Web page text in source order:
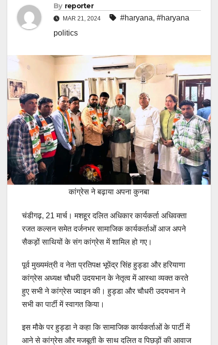
By reporter
MAR 21, 2024 #haryana, #haryana
politics
कांग्रेस ने बढ़ाया अपना कुनबा
चंडीगढ़, 21 मार्च। मशहूर दलित अधिकार कार्यकर्ता अधिवक्ता
रजत कल्सन समेत दर्जनभर सामाजिक कार्यकर्ताओं आज अपने
सैकड़ों साथियों के संग कांग्रेस में शामिल हो गए।
पूर्व मुख्यमंत्री व नेता प्रतिपक्ष भूपेंद्र सिंह हुड्डा और हरियाणा
कांग्रेस अध्यक्ष चौधरी उदयभान के नेतृत्व में आस्था व्यक्त करते
हुए सभी ने कांग्रेस ज्वाइन की। हुड्डा और चौधरी उदयभान ने
सभी का पार्टी में स्वागत किया।
इस मौके पर हुड्डा ने कहा कि सामाजिक कार्यकर्ताओं के पार्टी में
आने से कांग्रेस और मजबूती के साथ दलित व पिछड़ों की आवाज